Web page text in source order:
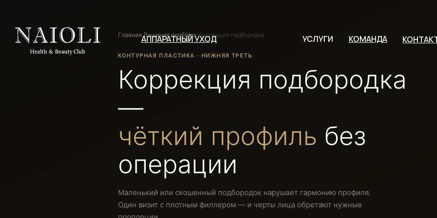
АППАРАТНЫЙ УХОД УСЛУГИ КОМАНДА
Главная›Решение проблем›Коррекция подбородка
КОНТУРНАЯ ПЛАСТИКА · НИЖНЯЯ ТРЕТЬ
Коррекция подбородка
—
чёткий профиль без
операции
Маленький или скошенный подбородок нарушает гармонию профиля.
Один визит с плотным филлером — и черты лица обретают нужные